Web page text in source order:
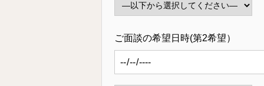
ご面談の希望日時(第2希望）